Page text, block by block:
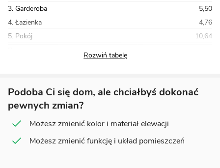
3. Garderoba
5,50
4. Łazienka
4,76
5. Pokój
10,64
Podoba Ci się dom, ale chciałbyś dokonać
pewnych zmian?
Możesz zmienić kolor i materiał elewacji
Możesz zmienić funkcję i układ pomieszczeń